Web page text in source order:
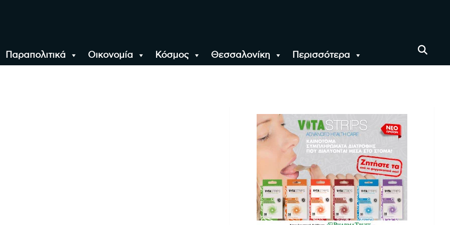
Παραπολιτικά Οικονομία Κόσμος Θεσσαλονίκη Περισσότερα